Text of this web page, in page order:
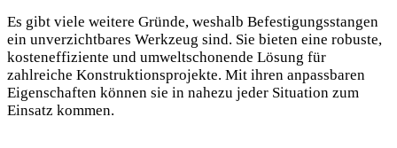
Es gibt viele weitere Gründe, weshalb Befestigungsstangen
ein unverzichtbares Werkzeug sind. Sie bieten eine robuste,
kosteneffiziente und umweltschonende Lösung für
zahlreiche Konstruktionsprojekte. Mit ihren anpassbaren
Eigenschaften können sie in nahezu jeder Situation zum
Einsatz kommen.